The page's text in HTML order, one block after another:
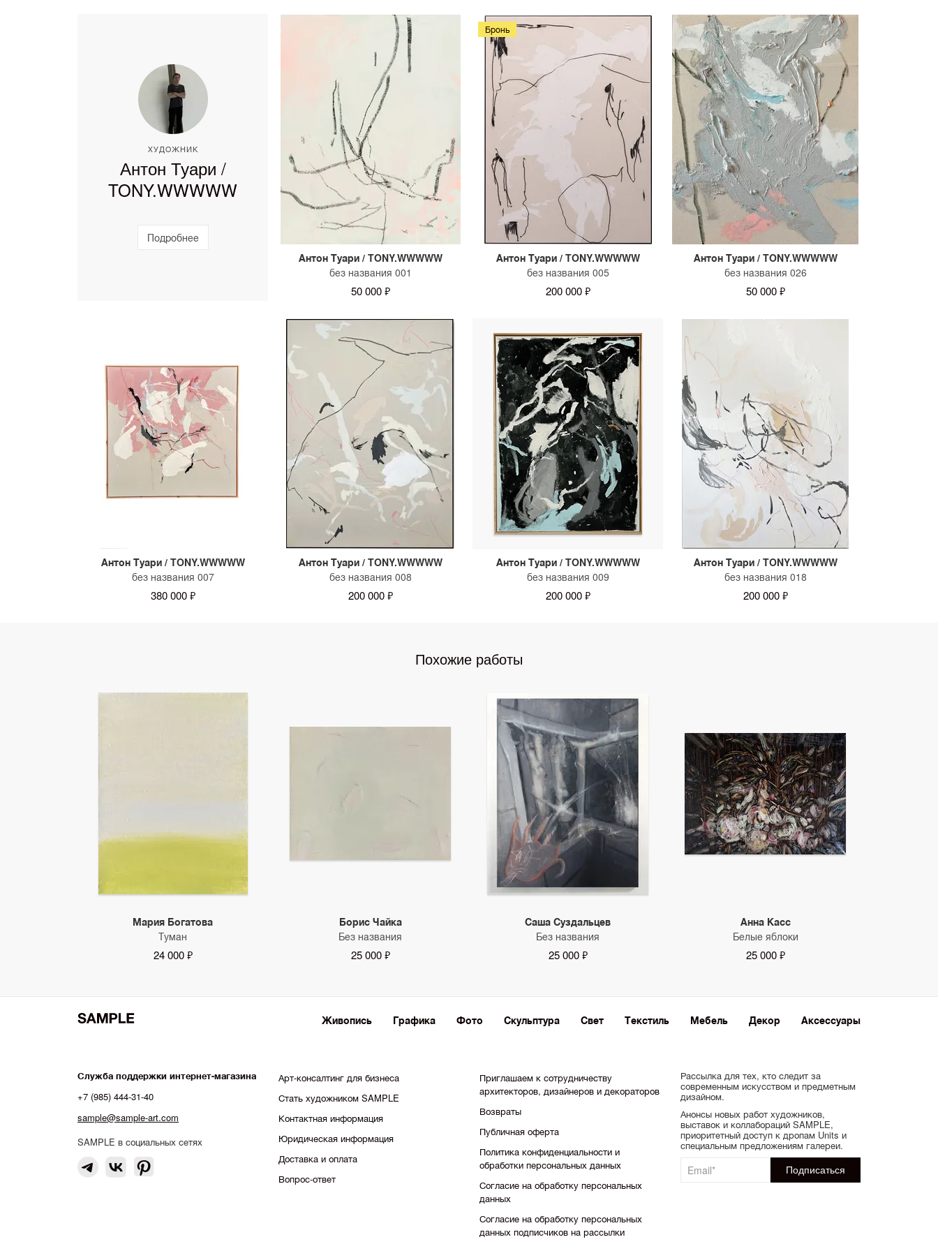
ХУДОЖНИК
Антон Туари /
TONY.WWWWW
Подробнее
Антон Туари / TONY.WWWWW
без названия 001
50 000 ₽
Бронь
Антон Туари / TONY.WWWWW
без названия 005
200 000 ₽
Антон Туари / TONY.WWWWW
без названия 026
50 000 ₽
Антон Туари / TONY.WWWWW
без названия 007
380 000 ₽
Антон Туари / TONY.WWWWW
без названия 008
200 000 ₽
Антон Туари / TONY.WWWWW
без названия 009
200 000 ₽
Антон Туари / TONY.WWWWW
без названия 018
200 000 ₽
Похожие работы
Мария Богатова
Туман
24 000 ₽
Борис Чайка
Без названия
25 000 ₽
Саша Суздальцев
Без названия
25 000 ₽
Анна Касс
Белые яблоки
25 000 ₽
Живопись Графика Фото Скульптура Свет Текстиль Мебель Декор Аксессуары
Служба поддержки интернет-магазина
+7 (985) 444-31-40
sample@sample-art.com
SAMPLE в социальных сетях
Арт-консалтинг для бизнеса
Стать художником SAMPLE
Контактная информация
Юридическая информация
Доставка и оплата
Вопрос-ответ
Приглашаем к сотрудничеству
архитекторов, дизайнеров и декораторов
Возвраты
Публичная оферта
Политика конфиденциальности и
обработки персональных данных
Согласие на обработку персональных
данных
Согласие на обработку персональных
данных подписчиков на рассылки
Рассылка для тех, кто следит за
современным искусством и предметным
дизайном.
Анонсы новых работ художников,
выставок и коллабораций SAMPLE,
приоритетный доступ к дропам Units и
специальным предложениям галереи.